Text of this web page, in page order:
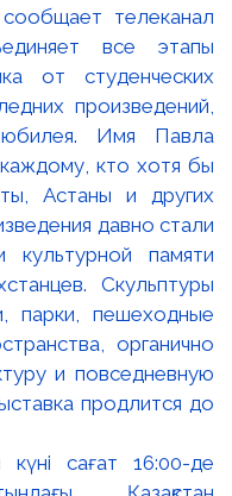
сообщает телеканал
все этапы
от студенческих
произведений,
Имя Павла
кто хотя бы
Астаны и других
давно стали
памяти
Скульптуры
парки, пешеходные
органично
и повседневную
продлится до